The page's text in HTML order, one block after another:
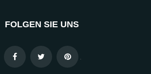
FOLGEN SIE UNS
.